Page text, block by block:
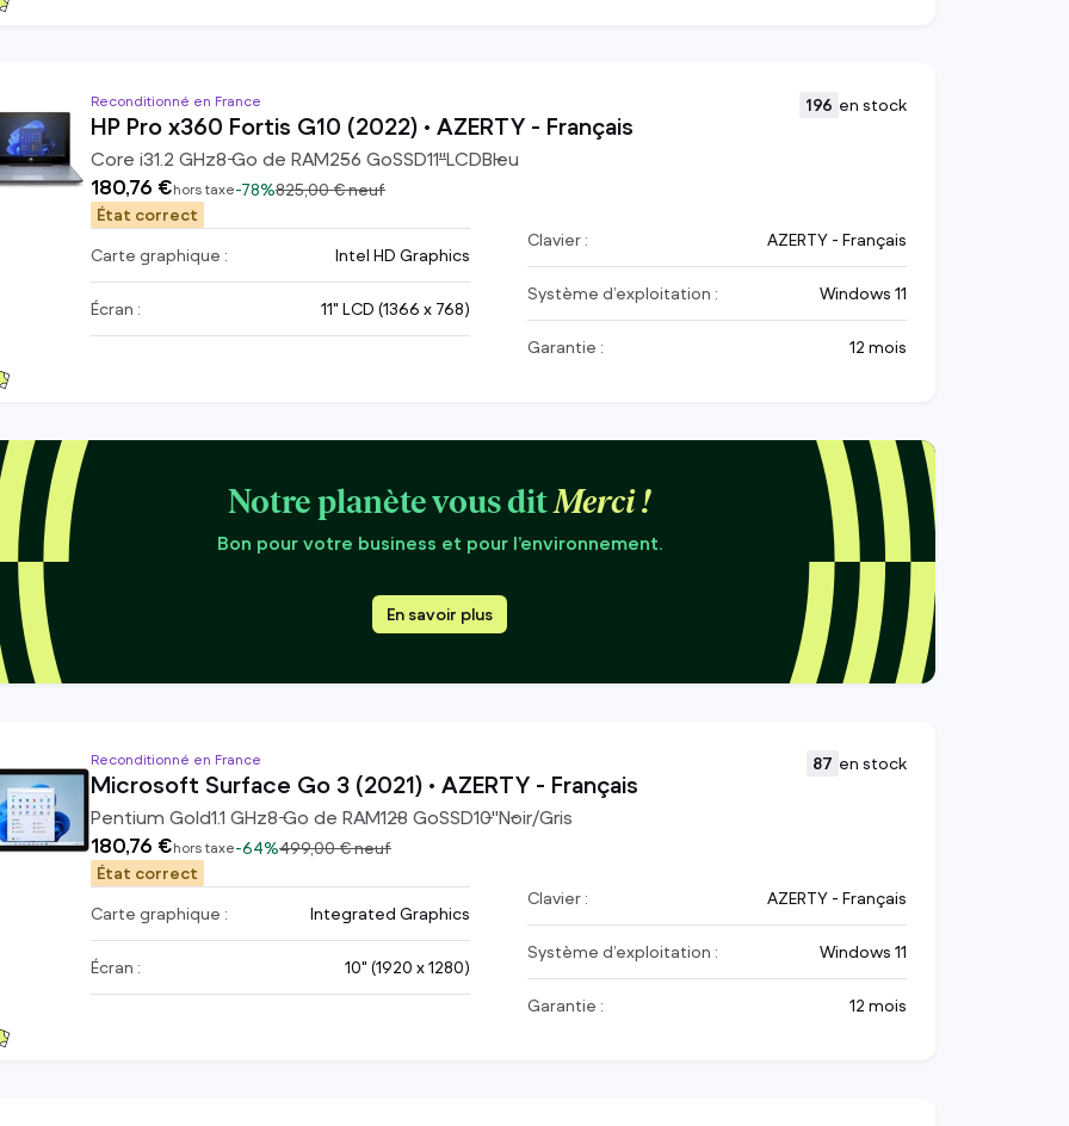
Reconditionné en France
HP Pro x360 Fortis G10 (2022) • AZERTY - Français
Core i31.2 GHz8Go de RAM256 GoSSD11"LCDBleu
180,76 €hors taxe-78%825,00 €neuf
État correct
196 en stock
Carte graphique : Intel HD Graphics
Écran : 11" LCD (1366 x 768)
Clavier : AZERTY - Français
Système d’exploitation : Windows 11
Garantie : 12 mois
Notre planète vous ditMerci !
Bon pour votre business et pour l’environnement.
En savoir plus
Reconditionné en France
Microsoft Surface Go 3 (2021) • AZERTY - Français
Pentium Gold1.1 GHz8Go de RAM128 GoSSD10"Noir/Gris
180,76 €hors taxe-64%499,00 €neuf
État correct
87 en stock
Carte graphique : Integrated Graphics
Écran : 10" (1920 x 1280)
Clavier : AZERTY - Français
Système d’exploitation : Windows 11
Garantie : 12 mois